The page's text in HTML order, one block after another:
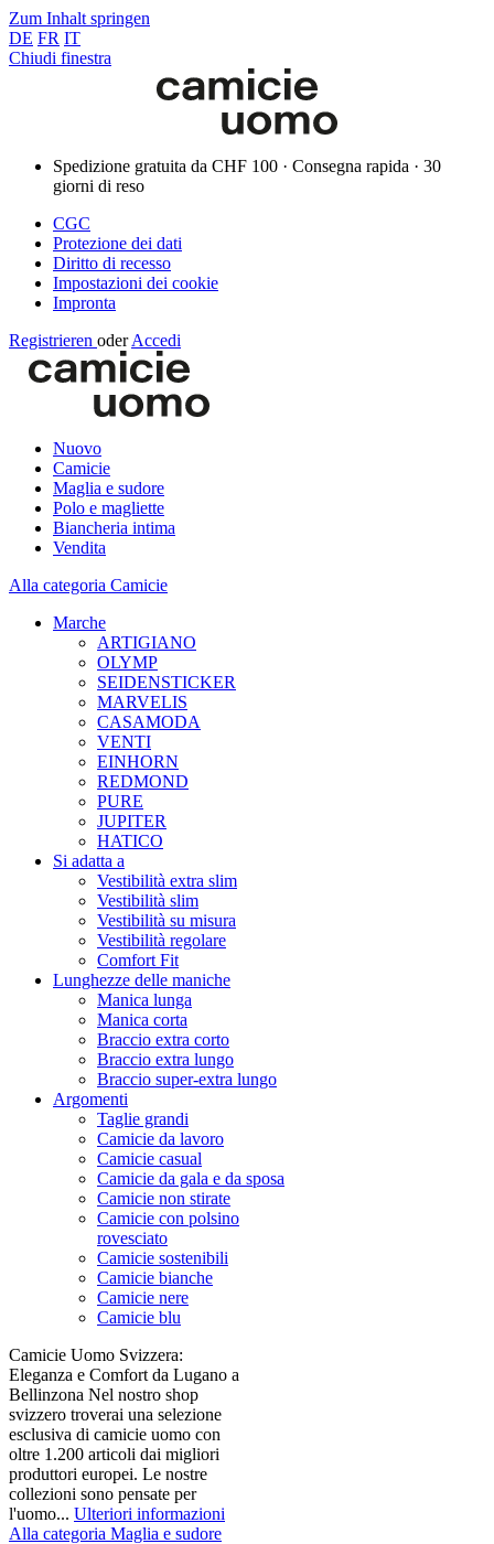
Zum Inhalt springen
DE FR IT
Chiudi finestra
Spedizione gratuita da CHF 100 · Consegna rapida · 30
giorni di reso
CGC
Protezione dei dati
Diritto di recesso
Impostazioni dei cookie
Impronta
Registrieren oder Accedi
Nuovo
Camicie
Maglia e sudore
Polo e magliette
Biancheria intima
Vendita
Alla categoria Camicie
Marche
ARTIGIANO
OLYMP
SEIDENSTICKER
MARVELIS
CASAMODA
VENTI
EINHORN
REDMOND
PURE
JUPITER
HATICO
Si adatta a
Vestibilità extra slim
Vestibilità slim
Vestibilità su misura
Vestibilità regolare
Comfort Fit
Lunghezze delle maniche
Manica lunga
Manica corta
Braccio extra corto
Braccio extra lungo
Braccio super-extra lungo
Argomenti
Taglie grandi
Camicie da lavoro
Camicie casual
Camicie da gala e da sposa
Camicie non stirate
Camicie con polsino
rovesciato
Camicie sostenibili
Camicie bianche
Camicie nere
Camicie blu
Camicie Uomo Svizzera:
Eleganza e Comfort da Lugano a
Bellinzona Nel nostro shop
svizzero troverai una selezione
esclusiva di camicie uomo con
oltre 1.200 articoli dai migliori
produttori europei. Le nostre
collezioni sono pensate per
l'uomo... Ulteriori informazioni
Alla categoria Maglia e sudore